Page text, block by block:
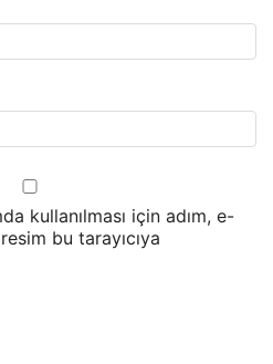
kullanılması için adım, e-
bu tarayıcıya